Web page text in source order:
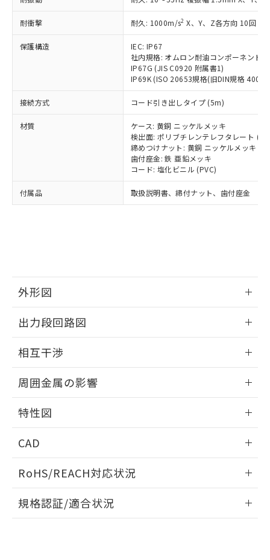
耐衝撃 耐久: 1000m/s2 X、Y、Z各方向 10回
保護構造
IEC: IP67
社内規格: オムロン耐油コンポーネント
IP67G (JIS C0920 附属書1)
IP69K (ISO 20653規格(旧DIN規格
接続方式 コード引き出しタイプ (5m)
材質
ケース: 黄銅 ニッケルメッキ
検出面: ポリブチレンテレフタレート
締めつけナット: 黄銅 ニッケルメッキ
歯付座金: 鉄 亜鉛メッキ
コード: 塩化ビニル (PVC)
付属品 取扱説明書、締付ナット、歯付座金
外形図
外形図
出力段回路図
出力段回路図
相互干渉
相互干渉
A: 350mm以上、B: 300mm以上
周囲金属の影響
周囲金属の影響
特性図
検出物体の大きさと材質による影響
CAD
ドすることができます。
ログイン/会員登録
RoHS/REACH対応状況
EU RoHS 注意事項・凡例
規格認証/適合状況
タに基づき作成されるものであり、閲
覧された時点での実際の在庫および標
準価格とは異なる場合があることをご
了承ください。
正式な納期状況および標準価格はお客
様のお取引先、またはお客様担当のオ
ムロン制御機器販売店・当社販売員に
ご相談ください。
オムロン制御機器販売店や当社販売拠
販売ネットワーク
」をご確認
在庫状況および標準価格結果を当社の
事前の承諾なく第三者に漏洩または開
示しないようお願いします。
マイパーツ機能（部品リスト作成サー
ビス）をご利用いただくには、I-Web
メンバーズにご登録されている必要が
※当社の共同利用者とは、"個人情報
の共同利用に関して"
用者の範囲」に記載されている法人を
鉛(Pb) 1000ppm以下、 水銀(Hg) 1000ppm以下、 カド
ミウム(Cd) 100ppm以下、
六価クロム(Cr(Ⅵ)) 1000ppm以下、ポリ臭化ビフェニル
類(PBB) 1000ppm以下、ポリ臭化ジフェニルエーテル類
(PBDE) 1000ppm以下、フタル酸ビス(2-エチルヘキシ
ル) (DEHP)(別名：DOP) 1000ppm以下、フタル酸ブチ
ルベンジル（BBP） 1000ppm以下、フタル酸ジブチル
（DBP） 1000ppm以下、フタル酸ジイソブチル
但し、RoHS指令で産業用監視および制御機器に対する
適用除外項目は除く。
フタル酸エステル類の４物質については閾値を超える意
図的な使用がないことを確認しています。
部品在庫の切り替え状況などにより、予定
月が前後することがあります。
とができます。
EU RoHS指令（10物質）の非含有証明書
51物質の非含有証明書（当社基準）
※本証明書は発行日時点で非含有を証明す
ものではありません。
また、RoHS指令のフタル酸エステル類４
物質の対応では、対応完了までの期間は出
欄に対応日を記載しておりました。
既に当社にて対応品への在庫切替を完了
していることから、特段のことがない限
す。
*中国RoHS10物質の基準値 (GB/T26572)：
Pb(鉛) :1000ppm、 Hg(水銀) : 1000ppm、 Cd(カドミウ
Cr(Ⅵ)(六価クロム) : 1000ppm、 PBBs(ポリ臭化ビフェ
ニル類) : 1000ppm、 PBDEs(ポリ臭化ジフェニルエーテ
DBP(フタル酸ジブチル) : 1000ppm、 DIBP(フタル酸ジ
イソブチル) : 1000ppm、 BBP(フタル酸ブチルベンジ
DEHP(フタル酸ビス(2-エチルヘキシル)) : 1000ppm
※2 環境保護使用期限
「ｅ」：有害物質（10物質）のすべてが基
準値以下であることを示します。
「10」：通常の使用状況下において有害物
質が外部に漏えいし、環境に深刻な影響を
及ぼさない年数を意味します。
または国外への提供する場合は、日本
国政府の輸出許可(または役務取引許
可)を取得するなどの必要な手続きを
当社は規制貨物を破棄する場合は、完
全に破砕するなど、違法に輸出されな
いよう必要な手段を講じます。
当社は貴社製品を、核兵器、ミサイ
ル、化学兵器、生物兵器またはその他
武器並びにこれらの製造装置等に一切
使用いたしません。
当社は、貴社製品を第三者に販売する
場合は、上記1、2および3の内容を当
該第三者に通知します。また当社は、
販売先および販売に係わる関係者が違
法に輸出するおそれがある場合は、取
り引きをいたしません。
一定数以上の在庫あり
一定数には満たないが在庫あり
在庫なし(最新の在庫状況につ
いては、お客様のお取引先、ま
たはお客様担当のオムロン制御
機器販売店・当社販売員にご確
認ください)
受注生産機種、また在庫状況の
情報を公開していない機種